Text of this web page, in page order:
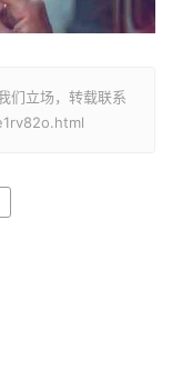
们立场，转载联系